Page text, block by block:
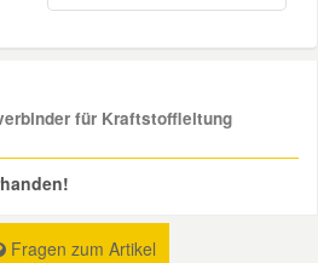
für Kraftstoffleitung
Fragen zum Artikel